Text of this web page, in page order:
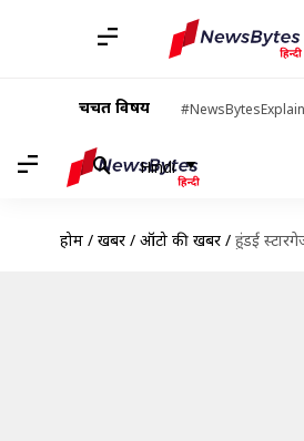
चर्चित विषय
Hindi
होम / खबरें / ऑटो की खबरें / हुंडई